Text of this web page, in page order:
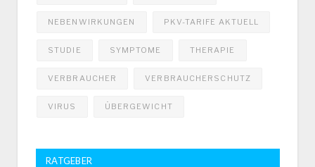
NEBENWIRKUNGEN PKV-TARIFE AKTUELL
STUDIE SYMPTOME THERAPIE
VERBRAUCHER VERBRAUCHERSCHUTZ
VIRUS ÜBERGEWICHT
RATGEBER